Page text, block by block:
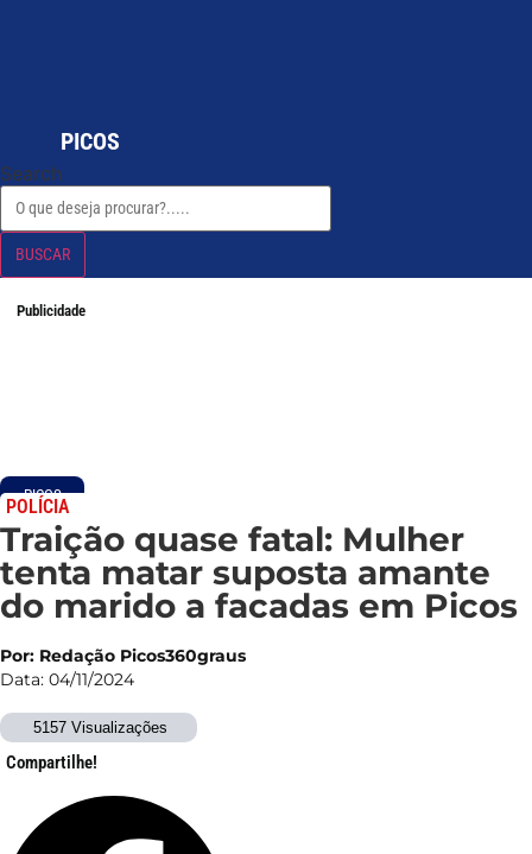
PICOS
Search
BUSCAR
Publicidade
PICOS
POLÍCIA
Traição quase fatal: Mulher
tenta matar suposta amante
do marido a facadas em Picos
Por: Redação Picos360graus
Data: 04/11/2024
5157 Visualizações
Compartilhe!